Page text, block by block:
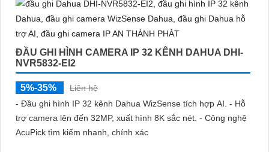
ĐẦU GHI HÌNH CAMERA IP 32 KÊNH DAHUA DHI-
NVR5832-EI2
5%-35%
Liên hệ
- Đầu ghi hình IP 32 kênh Dahua WizSense tích hợp AI. - Hỗ
trợ camera lên đến 32MP, xuất hình 8K sắc nét. - Công nghệ
AcuPick tìm kiếm nhanh, chính xác